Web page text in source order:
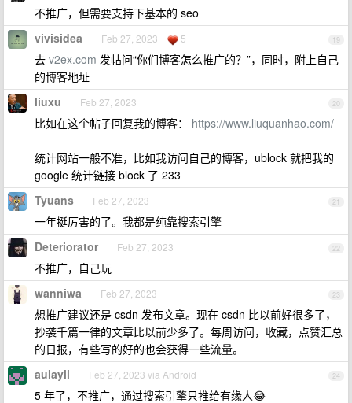
不推广，但需要支持下基本的 seo
19
vivisidea Feb 27, 2023 5
去 v2ex.com 发帖问“你们博客怎么推广的？”，同时，附上自己
的博客地址
20
liuxu Feb 27, 2023
比如在这个帖子回复我的博客： https://www.liuquanhao.com/
统计网站一般不准，比如我访问自己的博客，ublock 就把我的
google 统计链接 block 了 233
21
Tyuans Feb 27, 2023
一年挺厉害的了。我都是纯靠搜索引擎
22
Deteriorator Feb 27, 2023
不推广，自己玩
23
wanniwa Feb 27, 2023
想推广建议还是 csdn 发布文章。现在 csdn 比以前好很多了，
抄袭千篇一律的文章比以前少多了。每周访问，收藏，点赞汇总
的日报，有些写的好的也会获得一些流量。
24
aulayli Feb 27, 2023 via Android
5 年了，不推广，通过搜索引擎只推给有缘人😂